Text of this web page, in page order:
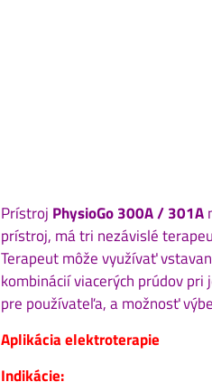
Prístroj PhysioGo 300A / 301A
prístroj, má tri nezávislé
Terapeut môže využívať
kombinácií viacerých prúdov
pre používateľa, a možnosť
Aplikácia elektroterapie
Indikácie: